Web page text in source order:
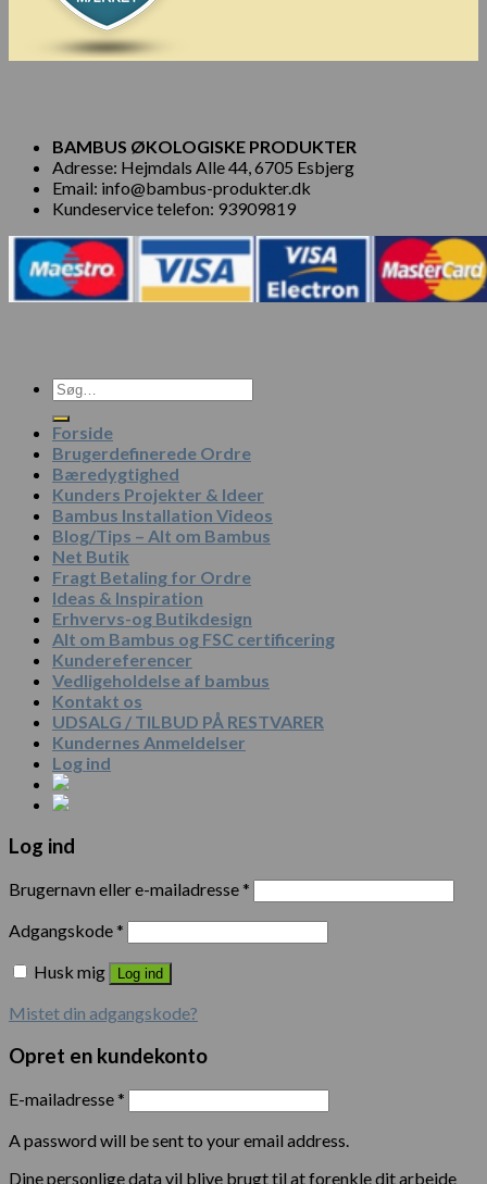
BAMBUS ØKOLOGISKE PRODUKTER
Adresse: Hejmdals Alle 44, 6705 Esbjerg
Email: info@bambus-produkter.dk
Kundeservice telefon: 93909819
Søg
efter:
Forside
Brugerdefinerede Ordre
Bæredygtighed
Kunders Projekter & Ideer
Bambus Installation Videos
Blog/Tips – Alt om Bambus
Net Butik
Fragt Betaling for Ordre
Ideas & Inspiration
Erhvervs-og Butikdesign
Alt om Bambus og FSC certificering
Kundereferencer
Vedligeholdelse af bambus
Kontakt os
UDSALG / TILBUD PÅ RESTVARER
Kundernes Anmeldelser
Log ind
Log ind
Brugernavn eller e-mailadresse*
Adgangskode*
Husk mig
Log ind
Mistet din adgangskode?
Opret en kundekonto
E-mailadresse*
A password will be sent to your email address.
Dine personlige data vil blive brugt til at forenkle dit arbejde